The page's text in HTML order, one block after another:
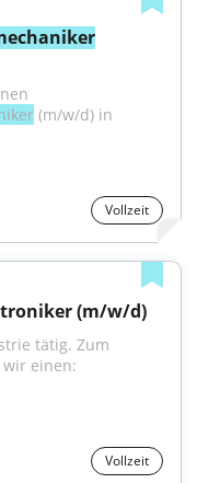
(m/w/d) in
Vollzeit
(m/w/d)
tätig. Zum
Vollzeit